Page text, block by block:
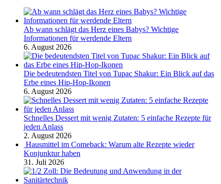
Ab wann schlägt das Herz eines Babys? Wichtige
Informationen für werdende Eltern
6. August 2026
Die bedeutendsten Titel von Tupac Shakur: Ein Blick auf das
Erbe eines Hip-Hop-Ikonen
6. August 2026
Schnelles Dessert mit wenig Zutaten: 5 einfache Rezepte für
jeden Anlass
2. August 2026
Hausmittel im Comeback: Warum alte Rezepte wieder
Konjunktur haben
31. Juli 2026